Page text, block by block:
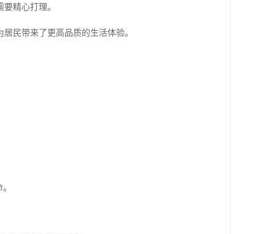
精心打理。
民带来了更高品质的生活体验。